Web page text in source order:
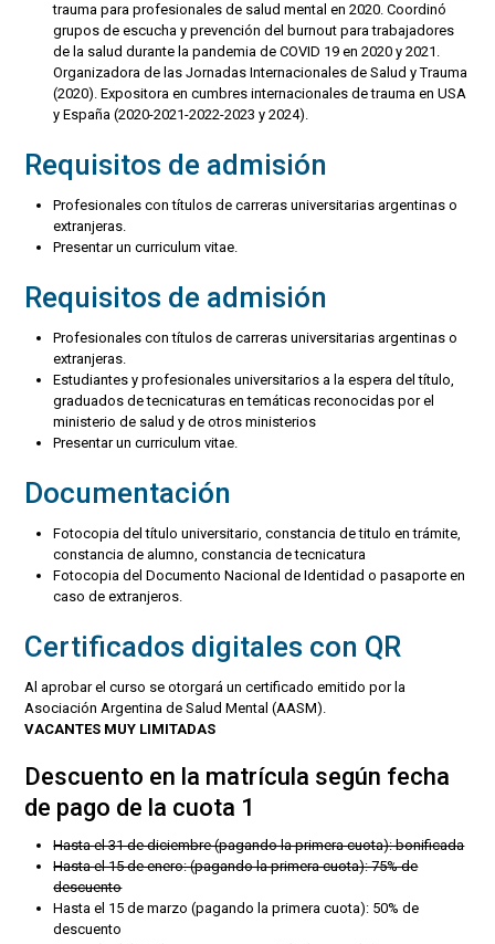
trauma para profesionales de salud mental en 2020. Coordinó
grupos de escucha y prevención del burnout para trabajadores
de la salud durante la pandemia de COVID 19 en 2020 y 2021.
Organizadora de las Jornadas Internacionales de Salud y Trauma
(2020). Expositora en cumbres internacionales de trauma en USA
y España (2020-2021-2022-2023 y 2024).
Requisitos de admisión
Profesionales con títulos de carreras universitarias argentinas o
extranjeras.
Presentar un curriculum vitae.
Requisitos de admisión
Profesionales con títulos de carreras universitarias argentinas o
extranjeras.
Estudiantes y profesionales universitarios a la espera del título,
graduados de tecnicaturas en temáticas reconocidas por el
ministerio de salud y de otros ministerios
Presentar un curriculum vitae.
Documentación
Fotocopia del título universitario, constancia de titulo en trámite,
constancia de alumno, constancia de tecnicatura
Fotocopia del Documento Nacional de Identidad o pasaporte en
caso de extranjeros.
Certificados digitales con QR
Al aprobar el curso se otorgará un certificado emitido por la
Asociación Argentina de Salud Mental (AASM).
VACANTES MUY LIMITADAS
Descuento en la matrícula según fecha
de pago de la cuota 1
Hasta el 31 de diciembre (pagando la primera cuota): bonificada
Hasta el 15 de enero: (pagando la primera cuota): 75% de
descuento
Hasta el 15 de marzo (pagando la primera cuota): 50% de
descuento